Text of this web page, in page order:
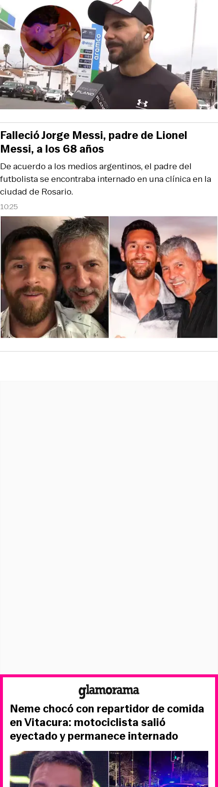
10:25
De acuerdo a los medios argentinos, el padre del
futbolista se encontraba internado en una clínica en la
ciudad de Rosario.
Falleció Jorge Messi, padre de Lionel
Messi, a los 68 años
Neme chocó con repartidor de comida
en Vitacura: motociclista salió
eyectado y permanece internado